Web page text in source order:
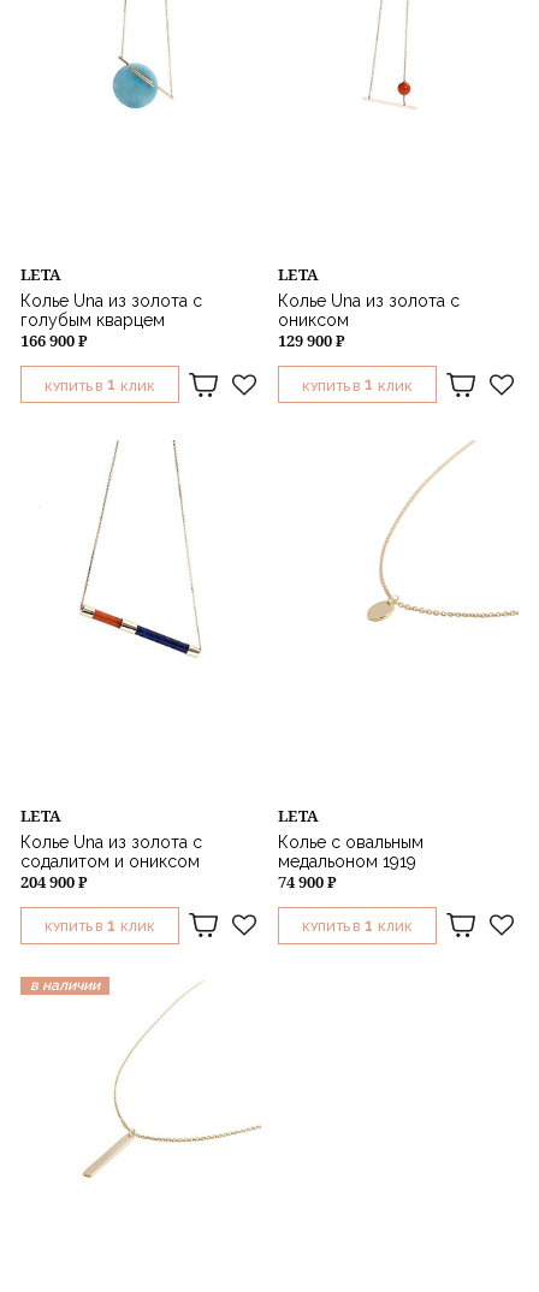
LETA
Колье Una из золота с
голубым кварцем
166 900 ₽
КУПИТЬ В 1 КЛИК
LETA
Колье Una из золота с
ониксом
129 900 ₽
КУПИТЬ В 1 КЛИК
LETA
Колье Una из золота с
содалитом и ониксом
204 900 ₽
КУПИТЬ В 1 КЛИК
LETA
Колье с овальным
медальоном 1919
74 900 ₽
КУПИТЬ В 1 КЛИК
в наличии